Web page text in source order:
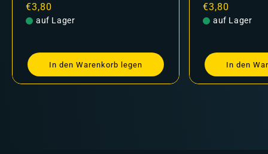
Normaler
Preis
€3,80
auf Lager
In den Warenkorb legen
Normaler
Preis
€3,80
auf Lager
In den